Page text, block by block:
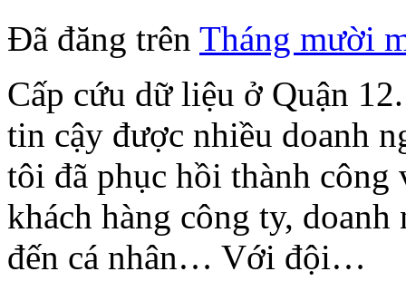
Đã đăng trên Tháng mười
Cấp cứu dữ liệu ở Quận
tin cậy được nhiều doanh
tôi đã phục hồi thành công
khách hàng công ty,
đến cá nhân… Với đội…